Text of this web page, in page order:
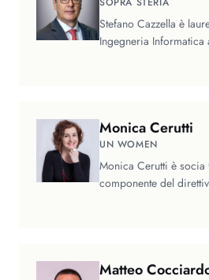
Stefano Cazzella è
Ingegneria
MonicaCerutti
UN WOMEN
Monica Cerutti è
componente del
Matteo